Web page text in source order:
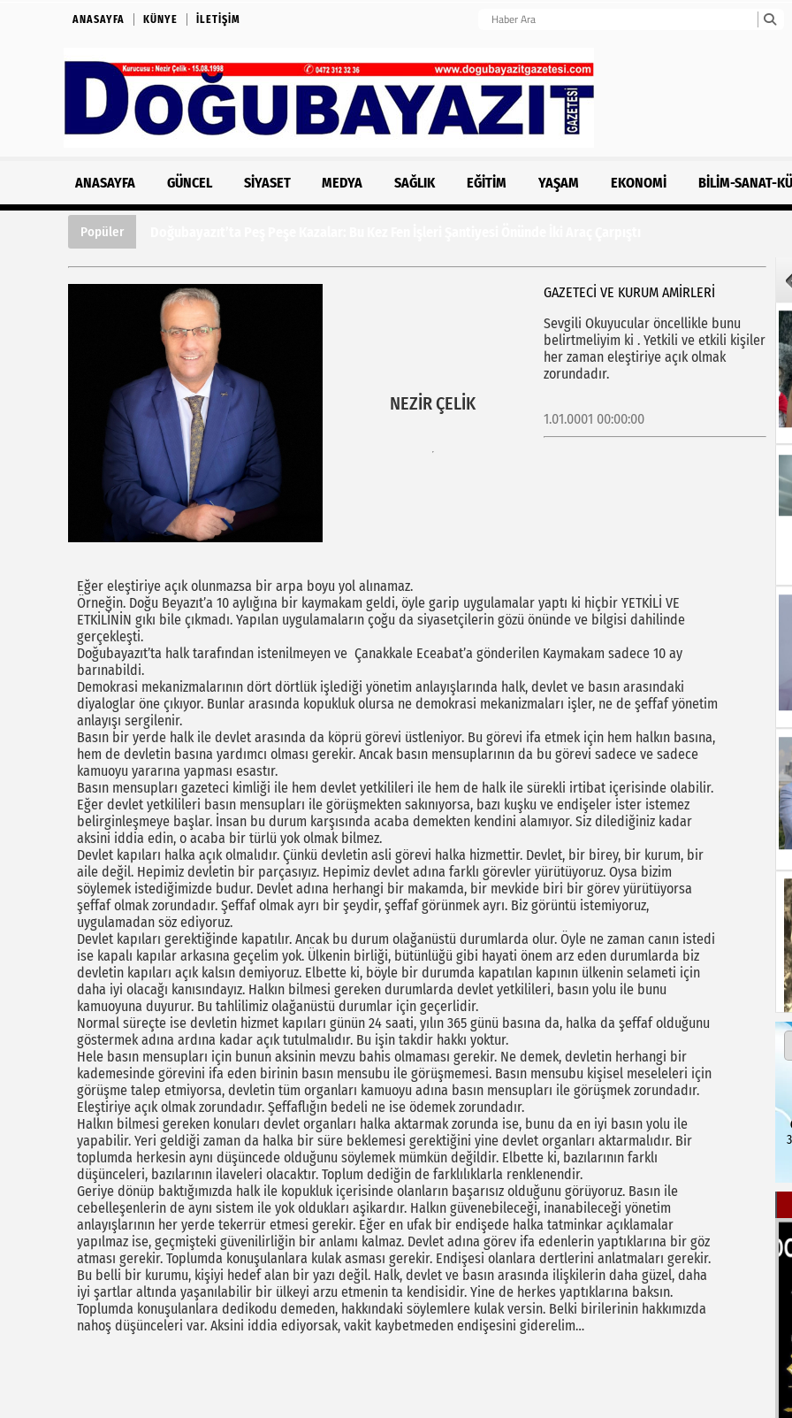
ANASAYFA KÜNYE İLETIŞIM
ANASAYFA GÜNCEL SIYASET MEDYA SAĞLIK EĞITIM YAŞAM EKONOMI BILIM-SANAT-
Popüler
NEZİR ÇELİK
GAZETECİ VE KURUM AMİRLERİ
Sevgili Okuyucular öncellikle bunu
belirtmeliyim ki . Yetkili ve etkili kişiler
her zaman eleştiriye açık olmak
zorundadır.
1.01.0001 00:00:00
Eğer eleştiriye açık olunmazsa bir arpa boyu yol alınamaz.
Örneğin. Doğu Beyazıt’a 10 aylığına bir kaymakam geldi, öyle garip uygulamalar yaptı ki hiçbir YETKİLİ VE
ETKİLİNİN gıkı bile çıkmadı. Yapılan uygulamaların çoğu da siyasetçilerin gözü önünde ve bilgisi dahilinde
gerçekleşti.
Doğubayazıt’ta halk tarafından istenilmeyen ve Çanakkale Eceabat’a gönderilen Kaymakam sadece 10 ay
barınabildi.
Demokrasi mekanizmalarının dört dörtlük işlediği yönetim anlayışlarında halk, devlet ve basın arasındaki
diyaloglar öne çıkıyor. Bunlar arasında kopukluk olursa ne demokrasi mekanizmaları işler, ne de şeffaf yönetim
anlayışı sergilenir.
Basın bir yerde halk ile devlet arasında da köprü görevi üstleniyor. Bu görevi ifa etmek için hem halkın basına,
hem de devletin basına yardımcı olması gerekir. Ancak basın mensuplarının da bu görevi sadece ve sadece
kamuoyu yararına yapması esastır.
Basın mensupları gazeteci kimliği ile hem devlet yetkilileri ile hem de halk ile sürekli irtibat içerisinde olabilir.
Eğer devlet yetkilileri basın mensupları ile görüşmekten sakınıyorsa, bazı kuşku ve endişeler ister istemez
belirginleşmeye başlar. İnsan bu durum karşısında acaba demekten kendini alamıyor. Siz dilediğiniz kadar
aksini iddia edin, o acaba bir türlü yok olmak bilmez.
Devlet kapıları halka açık olmalıdır. Çünkü devletin asli görevi halka hizmettir. Devlet, bir birey, bir kurum, bir
aile değil. Hepimiz devletin bir parçasıyız. Hepimiz devlet adına farklı görevler yürütüyoruz. Oysa bizim
söylemek istediğimizde budur. Devlet adına herhangi bir makamda, bir mevkide biri bir görev yürütüyorsa
şeffaf olmak zorundadır. Şeffaf olmak ayrı bir şeydir, şeffaf görünmek ayrı. Biz görüntü istemiyoruz,
uygulamadan söz ediyoruz.
Devlet kapıları gerektiğinde kapatılır. Ancak bu durum olağanüstü durumlarda olur. Öyle ne zaman canın istedi
ise kapalı kapılar arkasına geçelim yok. Ülkenin birliği, bütünlüğü gibi hayati önem arz eden durumlarda biz
devletin kapıları açık kalsın demiyoruz. Elbette ki, böyle bir durumda kapatılan kapının ülkenin selameti için
daha iyi olacağı kanısındayız. Halkın bilmesi gereken durumlarda devlet yetkilileri, basın yolu ile bunu
kamuoyuna duyurur. Bu tahlilimiz olağanüstü durumlar için geçerlidir.
Normal süreçte ise devletin hizmet kapıları günün 24 saati, yılın 365 günü basına da, halka da şeffaf olduğunu
göstermek adına ardına kadar açık tutulmalıdır. Bu işin takdir hakkı yoktur.
Hele basın mensupları için bunun aksinin mevzu bahis olmaması gerekir. Ne demek, devletin herhangi bir
kademesinde görevini ifa eden birinin basın mensubu ile görüşmemesi. Basın mensubu kişisel meseleleri için
görüşme talep etmiyorsa, devletin tüm organları kamuoyu adına basın mensupları ile görüşmek zorundadır.
Eleştiriye açık olmak zorundadır. Şeffaflığın bedeli ne ise ödemek zorundadır.
Halkın bilmesi gereken konuları devlet organları halka aktarmak zorunda ise, bunu da en iyi basın yolu ile
yapabilir. Yeri geldiği zaman da halka bir süre beklemesi gerektiğini yine devlet organları aktarmalıdır. Bir
toplumda herkesin aynı düşüncede olduğunu söylemek mümkün değildir. Elbette ki, bazılarının farklı
düşünceleri, bazılarının ilaveleri olacaktır. Toplum dediğin de farklılıklarla renklenendir.
Geriye dönüp baktığımızda halk ile kopukluk içerisinde olanların başarısız olduğunu görüyoruz. Basın ile
cebelleşenlerin de aynı sistem ile yok oldukları aşikardır. Halkın güvenebileceği, inanabileceği yönetim
anlayışlarının her yerde tekerrür etmesi gerekir. Eğer en ufak bir endişede halka tatminkar açıklamalar
yapılmaz ise, geçmişteki güvenilirliğin bir anlamı kalmaz. Devlet adına görev ifa edenlerin yaptıklarına bir göz
atması gerekir. Toplumda konuşulanlara kulak asması gerekir. Endişesi olanlara dertlerini anlatmaları gerekir.
Bu belli bir kurumu, kişiyi hedef alan bir yazı değil. Halk, devlet ve basın arasında ilişkilerin daha güzel, daha
iyi şartlar altında yaşanılabilir bir ülkeyi arzu etmenin ta kendisidir. Yine de herkes yaptıklarına baksın.
Toplumda konuşulanlara dedikodu demeden, hakkındaki söylemlere kulak versin. Belki birilerinin hakkımızda
nahoş düşünceleri var. Aksini iddia ediyorsak, vakit kaybetmeden endişesini giderelim…